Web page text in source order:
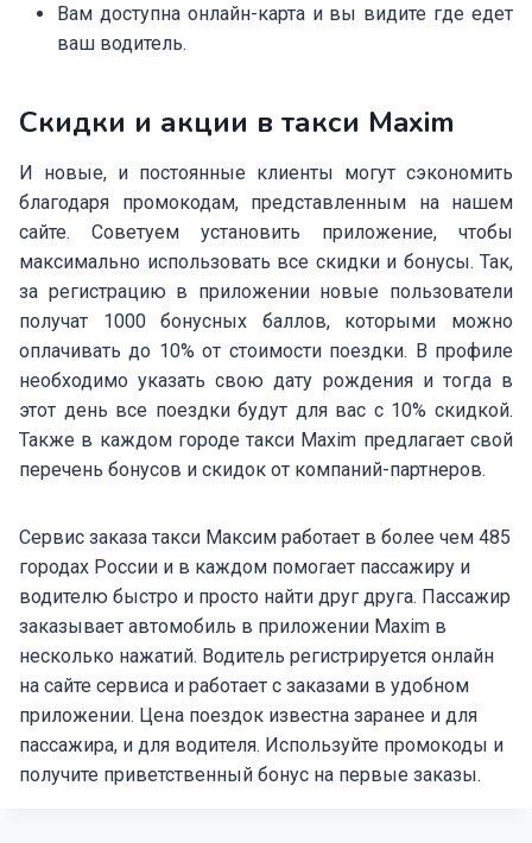
Вам доступна онлайн-карта и вы видите где едет
ваш водитель.
Скидки и акции в такси Maxim
И новые, и постоянные клиенты могут сэкономить
благодаря промокодам, представленным на нашем
сайте. Советуем установить приложение, чтобы
максимально использовать все скидки и бонусы. Так,
за регистрацию в приложении новые пользователи
получат 1000 бонусных баллов, которыми можно
оплачивать до 10% от стоимости поездки. В профиле
необходимо указать свою дату рождения и тогда в
этот день все поездки будут для вас с 10% скидкой.
Также в каждом городе такси Maxim предлагает свой
перечень бонусов и скидок от компаний-партнеров.
Сервис заказа такси Максим работает в более чем 485
городах России и в каждом помогает пассажиру и
водителю быстро и просто найти друг друга. Пассажир
заказывает автомобиль в приложении Maxim в
несколько нажатий. Водитель регистрируется онлайн
на сайте сервиса и работает с заказами в удобном
приложении. Цена поездок известна заранее и для
пассажира, и для водителя. Используйте промокоды и
получите приветственный бонус на первые заказы.